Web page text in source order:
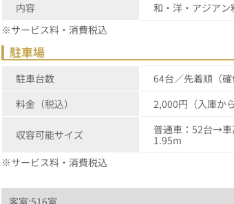
内容
和・洋・アジア
※サービス料・消費税込
駐車場
駐車台数
64台／先着順（確
料金（税込）
2,000円（入庫か
収容可能サイズ
普通車：52台→
1.95m
※サービス料・消費税込
客室:516室